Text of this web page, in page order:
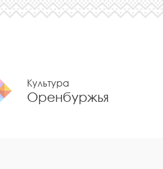
Культура
Оренбуржья